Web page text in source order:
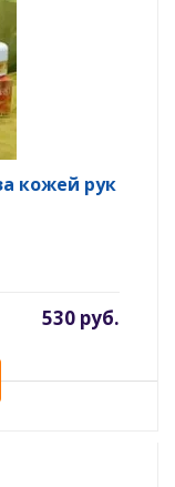
кожей рук
530 руб.